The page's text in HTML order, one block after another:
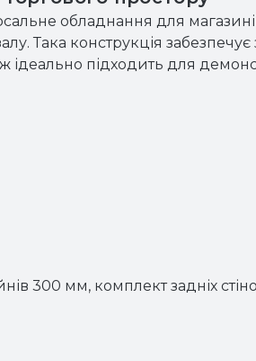
обладнання для
Така конструкція
підходить для
300 мм, комплект задніх